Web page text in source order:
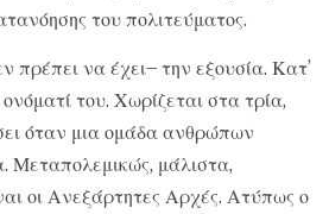
του πολιτεύματος.
πρέπει να έχει– την εξουσία. Κατ’
του. Χωρίζεται στα τρία,
όταν μια ομάδα ανθρώπων
Μεταπολεμικώς, μάλιστα,
οι Ανεξάρτητες Αρχές. Ατύπως ο